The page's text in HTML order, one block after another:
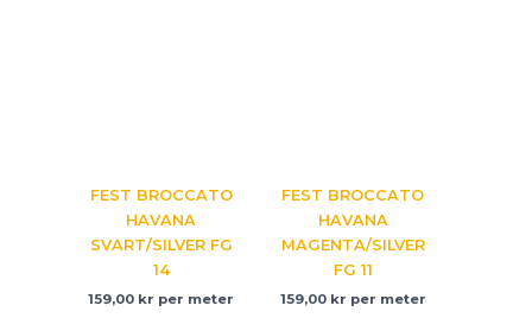
FEST BROCCATO
HAVANA
SVART/SILVER FG
14
159,00 kr per meter
FEST BROCCATO
HAVANA
MAGENTA/SILVER
FG 11
159,00 kr per meter